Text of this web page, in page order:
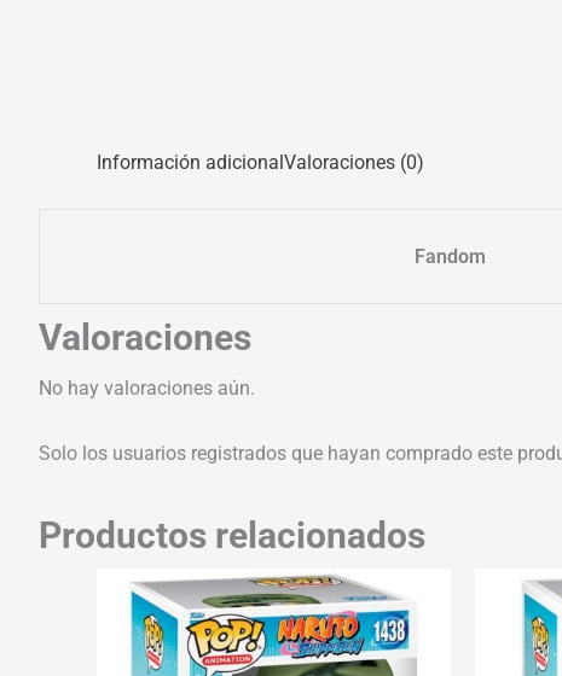
Información adicionalValoraciones (0)
Fandom
Valoraciones
No hay valoraciones aún.
Solo los usuarios registrados que hayan comprado este
Productos relacionados